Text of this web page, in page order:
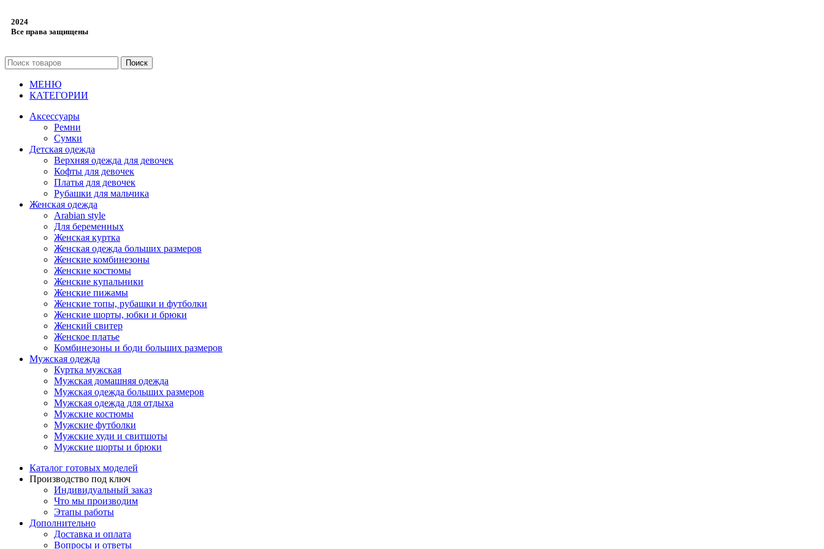
2024
Все права защищены
Поиск
МЕНЮ
КАТЕГОРИИ
Аксессуары
Ремни
Сумки
Детская одежда
Верхняя одежда для девочек
Кофты для девочек
Платья для девочек
Рубашки для мальчика
Женская одежда
Arabian style
Для беременных
Женская куртка
Женская одежда больших размеров
Женские комбинезоны
Женские костюмы
Женские купальники
Женские пижамы
Женские топы, рубашки и футболки
Женские шорты, юбки и брюки
Женский свитер
Женское платье
Комбинезоны и боди больших размеров
Мужская одежда
Куртка мужская
Мужская домашняя одежда
Мужская одежда больших размеров
Мужская одежда для отдыха
Мужские костюмы
Мужские футболки
Мужские худи и свитшоты
Мужские шорты и брюки
Каталог готовых моделей
Производство под ключ
Индивидуальный заказ
Что мы производим
Этапы работы
Дополнительно
Доставка и оплата
Вопросы и ответы